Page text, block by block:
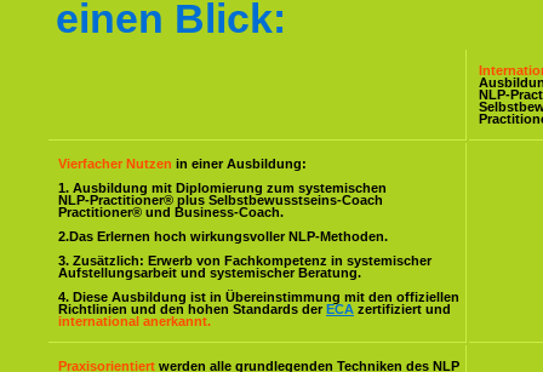
einen Blick:
NLP-
Vierfacher Nutzen in einer Ausbildung:
1. Ausbildung mit Diplomierung zum systemischen
NLP-Practitioner® plus Selbstbewusstseins-Coach
Practitioner® und Business-Coach.
2.Das Erlernen hoch wirkungsvoller NLP-Methoden.
3. Zusätzlich: Erwerb von Fachkompetenz in systemischer
Aufstellungsarbeit und systemischer Beratung.
4. Diese Ausbildung ist in Übereinstimmung mit den offiziellen
Richtlinien und den hohen Standards der ECA zertifiziert und
international anerkannt.
Praxisorientiert werden alle grundlegenden Techniken des NLP